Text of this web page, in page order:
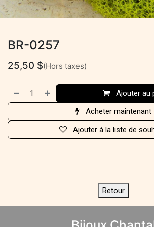
BR-0257
25,50 $(Hors taxes)
Ajouter au
Acheter maintenant
Ajouter à la liste de
Retour